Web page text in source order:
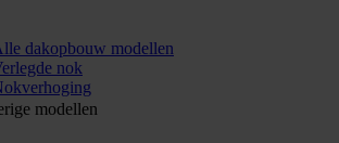
dakopbouw modellen
nok
modellen